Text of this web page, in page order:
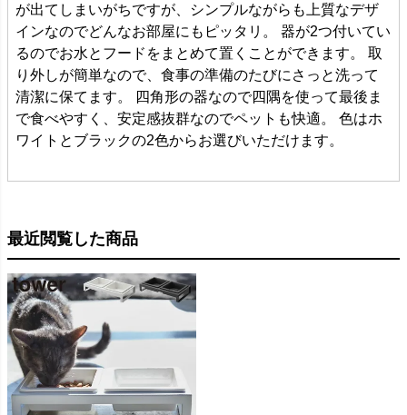
が出てしまいがちですが、シンプルながらも上質なデザ
インなのでどんなお部屋にもピッタリ。 器が2つ付いてい
るのでお水とフードをまとめて置くことができます。 取
り外しが簡単なので、食事の準備のたびにさっと洗って
清潔に保てます。 四角形の器なので四隅を使って最後ま
で食べやすく、安定感抜群なのでペットも快適。 色はホ
ワイトとブラックの2色からお選びいただけます。
最近閲覧した商品